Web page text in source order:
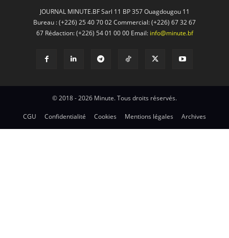
JOURNAL MINUTE.BF Sarl 11 BP 357 Ouagdougou 11
Bureau : (+226) 25 40 70 02 Commercial: (+226) 67 32 67
67 Rédaction: (+226) 54 01 00 00 Email: info@minute.bf
© 2018 - 2026 Minute. Tous droits réservés.
CGU Confidentialité Cookies Mentions légales Archives